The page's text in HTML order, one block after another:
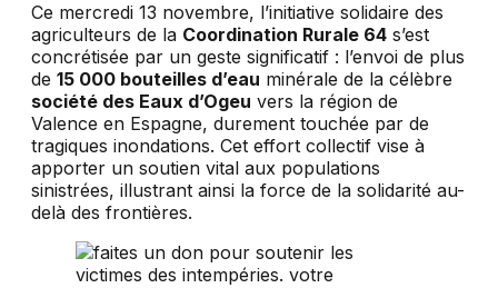
Ce mercredi 13 novembre, l’initiative solidaire des
agriculteurs de la Coordination Rurale 64 s’est
concrétisée par un geste significatif : l’envoi de plus
de 15 000 bouteilles d’eau minérale de la célèbre
société des Eaux d’Ogeu vers la région de
Valence en Espagne, durement touchée par de
tragiques inondations. Cet effort collectif vise à
apporter un soutien vital aux populations
sinistrées, illustrant ainsi la force de la solidarité au-
delà des frontières.